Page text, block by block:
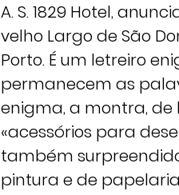
A. S. 1829 Hotel,
velho Largo de São
Porto. É um letreiro
permanecem as
enigma, a montra, de
«acessórios para
também
pintura e de